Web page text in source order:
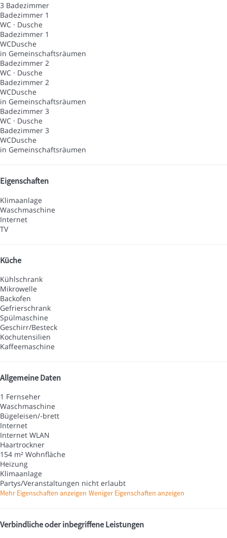
3 Badezimmer
Badezimmer 1
WC · Dusche
Badezimmer 1
WCDusche
in Gemeinschaftsräumen
Badezimmer 2
WC · Dusche
Badezimmer 2
WCDusche
in Gemeinschaftsräumen
Badezimmer 3
WC · Dusche
Badezimmer 3
WCDusche
in Gemeinschaftsräumen
Eigenschaften
Klimaanlage
Waschmaschine
Internet
TV
Küche
Kühlschrank
Mikrowelle
Backofen
Gefrierschrank
Spülmaschine
Geschirr/Besteck
Kochutensilien
Kaffeemaschine
Allgemeine Daten
1 Fernseher
Waschmaschine
Bügeleisen/-brett
Internet
Internet WLAN
Haartrockner
154 m² Wohnfläche
Heizung
Klimaanlage
Partys/Veranstaltungen nicht erlaubt
Mehr Eigenschaften anzeigen Weniger Eigenschaften anzeigen
Verbindliche oder inbegriffene Leistungen